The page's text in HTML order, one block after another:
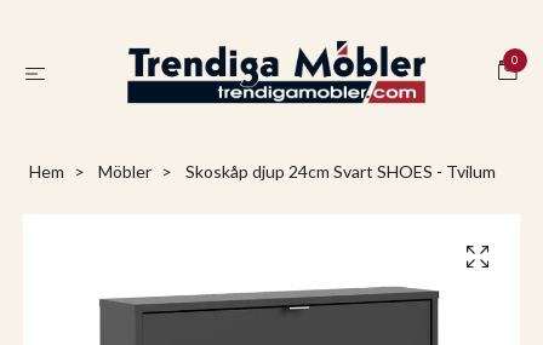
0
Hem Möbler Skoskåp djup 24cm Svart SHOES - Tvilum